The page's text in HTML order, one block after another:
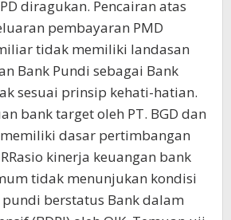
diragukan. Pencairan atas
pembayaran PMD
tidak memiliki landasan
Bank Pundi sebagai Bank
sesuai prinsip kehati-hatian.
bank target oleh PT. BGD dan
dasar pertimbangan
kinerja keuangan bank
tidak menunjukan kondisi
berstatus Bank dalam